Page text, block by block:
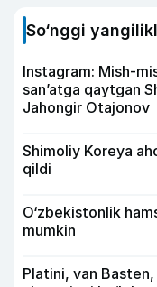
So‘nggi
Instagram: Mish-
san’atga qaytgan
Jahongir Otajonov
Shimoliy Koreya
qildi
O‘zbekistonlik
mumkin
Platini, van